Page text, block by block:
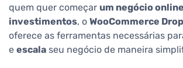
quem quer começar um negócio
investimentos, o WooCommerce
oferece as ferramentas necessárias
e escala seu negócio de maneira